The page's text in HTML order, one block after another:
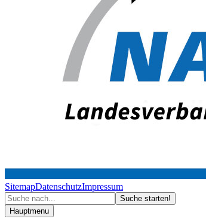
SitemapDatenschutzImpressum
Hauptmenu